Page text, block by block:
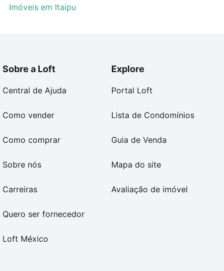
Imóveis em Itaipu
Sobre a Loft
Central de Ajuda
Como vender
Como comprar
Sobre nós
Carreiras
Quero ser fornecedor
Loft México
Explore
Portal Loft
Lista de Condomínios
Guia de Venda
Mapa do site
Avaliação de imóvel